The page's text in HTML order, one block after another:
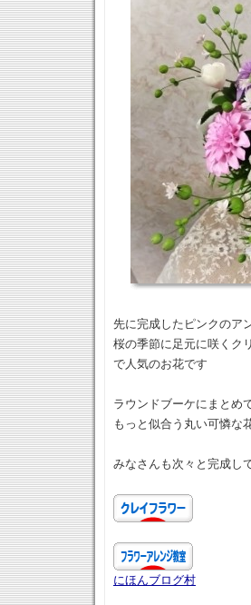
先に完成したピンクのア
桜の季節に足元に咲くク
で人気のお花です
ラウンドブーケにまと
もっと似合う丸い可憐な
みなさんも次々と完成し
にほんブログ村